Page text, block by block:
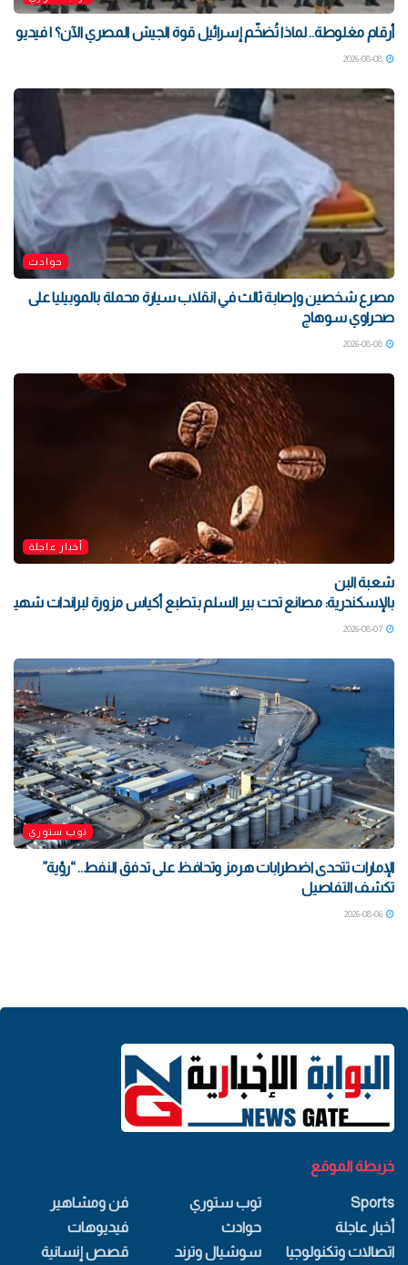
أرقام مغلوطة.. لماذا تُضخّم إسرائيل قوة الجيش المصري الآن؟ | فيديو
حوادث
مصرع شخصين وإصابة ثالث في انقلاب سيارة محملة بالموبيليا على
صحراوي سوهاج
أخبار عاجلة
شعبة البن
بالإسكندرية: مصانع تحت بير السلم بتطبع أكياس مزورة لبراندات شهيرة
توب ستوري
الإمارات تتحدى اضطرابات هرمز وتحافظ على تدفق النفط.. “رؤية”
تكشف التفاصيل
خريطة الموقع
Sports
أخبار عاجلة
اتصالات وتكنولوجيا
توب ستوري
حوادث
سوشيال وترند
فن ومشاهير
فيديوهات
قصص إنسانية